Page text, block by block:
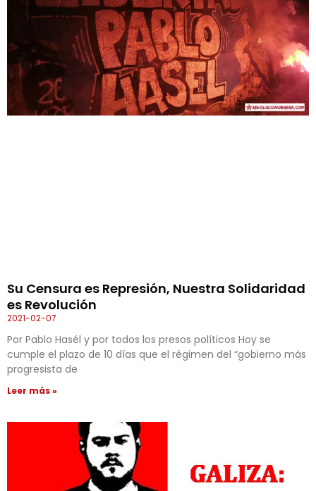
Su Censura es Represión, Nuestra Solidaridad
es Revolución
2021-02-07
Por Pablo Hasél y por todos los presos políticos Hoy se
cumple el plazo de 10 días que el régimen del “gobierno más
progresista de
Leer más »